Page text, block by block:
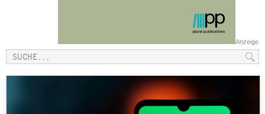
Anzeige